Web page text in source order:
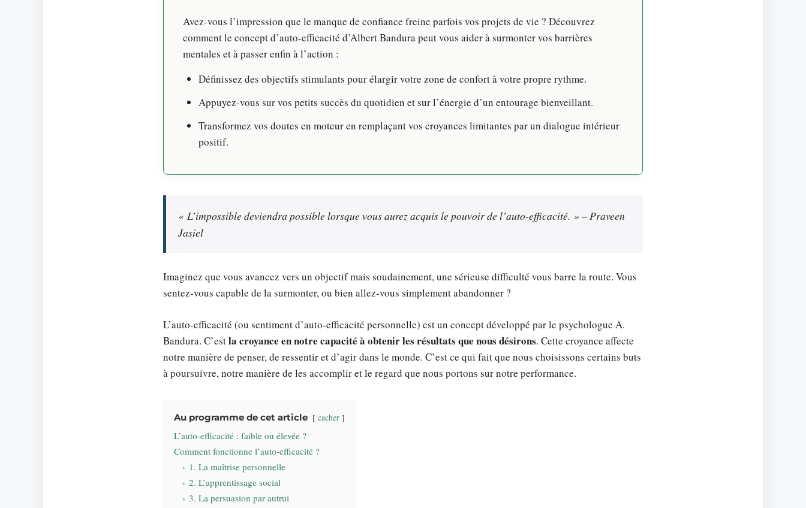
Avez-vous l’impression que le manque de confiance freine parfois vos projets de vie ? Découvrez
comment le concept d’auto-efficacité d’Albert Bandura peut vous aider à surmonter vos barrières
mentales et à passer enfin à l’action :
Définissez des objectifs stimulants pour élargir votre zone de confort à votre propre rythme.
Appuyez-vous sur vos petits succès du quotidien et sur l’énergie d’un entourage bienveillant.
Transformez vos doutes en moteur en remplaçant vos croyances limitantes par un dialogue intérieur
positif.
« L’impossible deviendra possible lorsque vous aurez acquis le pouvoir de l’auto-efficacité. » – Praveen
Jasiel
Imaginez que vous avancez vers un objectif mais soudainement, une sérieuse difficulté vous barre la route. Vous
sentez-vous capable de la surmonter, ou bien allez-vous simplement abandonner ?
L’auto-efficacité (ou sentiment d’auto-efficacité personnelle) est un concept développé par le psychologue A.
Bandura. C’estla croyance en notre capacité à obtenir les résultats que nous désirons. Cette croyance affecte
notre manière de penser, de ressentir et d’agir dans le monde. C’est ce qui fait que nous choisissons certains buts
à poursuivre, notre manière de les accomplir et le regard que nous portons sur notre performance.
Au programme de cet article cacher
L’auto-efficacité : faible ou élevée ?
Comment fonctionne l’auto-efficacité ?
1. La maîtrise personnelle
2. L’apprentissage social
3. La persuasion par autrui